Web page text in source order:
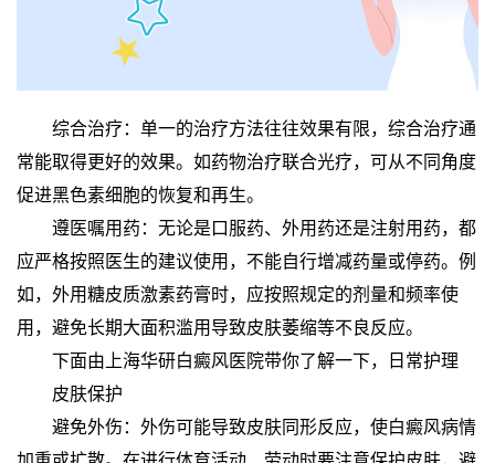
综合治疗：单一的治疗方法往往效果有限，综合治疗通
常能取得更好的效果。如药物治疗联合光疗，可从不同角度
促进黑色素细胞的恢复和再生。
遵医嘱用药：无论是口服药、外用药还是注射用药，都
应严格按照医生的建议使用，不能自行增减药量或停药。例
如，外用糖皮质激素药膏时，应按照规定的剂量和频率使
用，避免长期大面积滥用导致皮肤萎缩等不良反应。
下面由上海华研白癜风医院带你了解一下，日常护理
皮肤保护
避免外伤：外伤可能导致皮肤同形反应，使白癜风病情